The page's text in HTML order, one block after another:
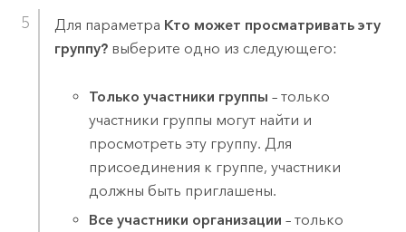
Для параметра Кто может просматривать эту
группу?выберите одно из следующего:
Только участники группы – только
участники группы могут найти и
просмотреть эту группу. Для
присоединения к группе, участники
должны быть приглашены.
Все участники организации – только